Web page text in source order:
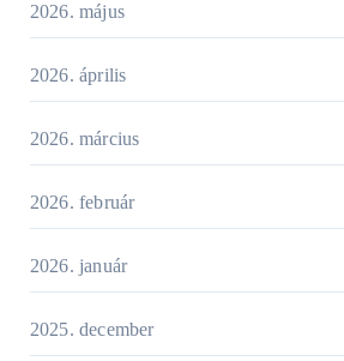
2026. május
2026. április
2026. március
2026. február
2026. január
2025. december